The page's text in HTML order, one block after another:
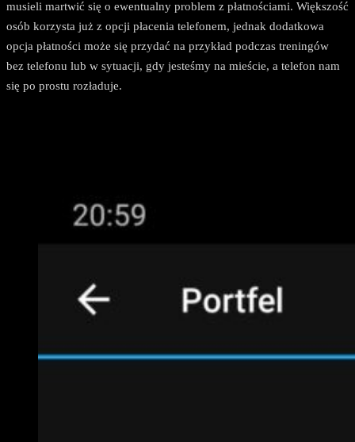
musieli martwić się o ewentualny problem z płatnościami. Większość
osób korzysta już z opcji płacenia telefonem, jednak dodatkowa
opcja płatności może się przydać na przykład podczas treningów
bez telefonu lub w sytuacji, gdy jesteśmy na mieście, a telefon nam
się po prostu rozładuje.